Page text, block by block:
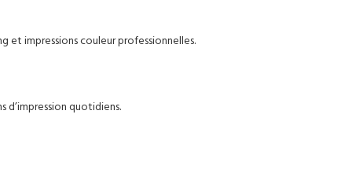
et impressions couleur professionnelles.
d’impression quotidiens.